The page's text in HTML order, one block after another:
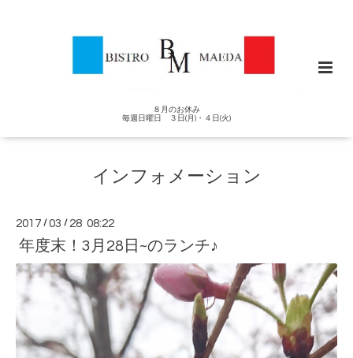
８月のお休み
毎週日曜日 ３日(月)・４日(火)
インフォメーション
2017 /03 / 28 08:22
年度末！3月28日~のランチ♪